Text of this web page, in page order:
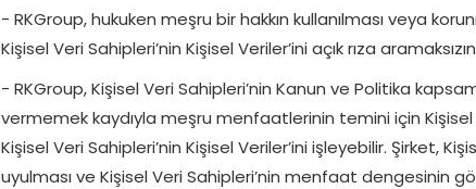
- RKGroup, hukuken meşru bir hakkın kullanılması veya
Kişisel Veri Sahipleri’nin Kişisel Veriler’ini açık rıza
- RKGroup, Kişisel Veri Sahipleri’nin Kanun ve Politika
vermemek kaydıyla meşru menfaatlerinin temini için
Kişisel Veri Sahipleri’nin Kişisel Veriler’ini işleyebilir. Şirket,
uyulması ve Kişisel Veri Sahipleri’nin menfaat dengesinin